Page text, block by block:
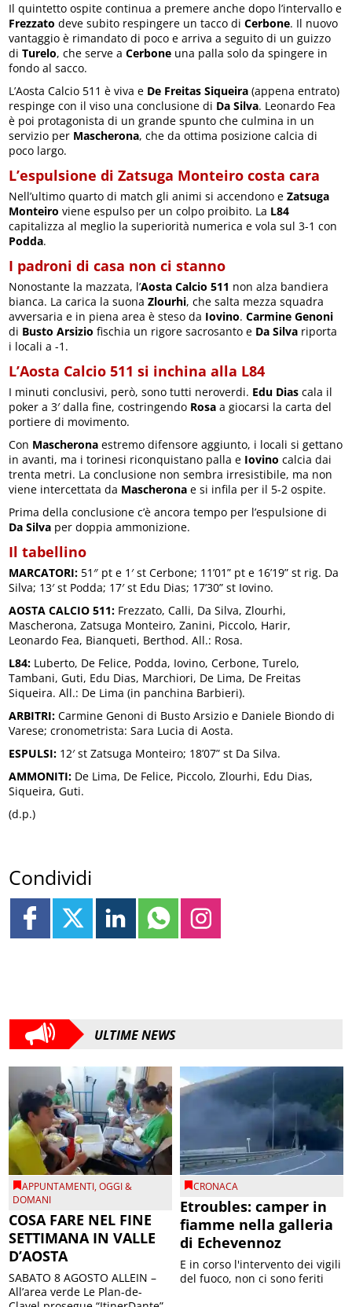
Il quintetto ospite continua a premere anche dopo l’intervallo e
Frezzato deve subito respingere un tacco diCerbone. Il nuovo
vantaggio è rimandato di poco e arriva a seguito di un guizzo
diTurelo, che serve aCerbone una palla solo da spingere in
fondo al sacco.
L’Aosta Calcio 511 è viva e De Freitas Siqueira (appena entrato)
respinge con il viso una conclusione di Da Silva. Leonardo Fea
è poi protagonista di un grande spunto che culmina in un
servizio per Mascherona, che da ottima posizione calcia di
poco largo.
L’espulsione di Zatsuga Monteiro costa cara
Nell’ultimo quarto di match gli animi si accendono eZatsuga
Monteiro viene espulso per un colpo proibito. La L84
capitalizza al meglio la superiorità numerica e vola sul 3-1 con
Podda.
I padroni di casa non ci stanno
Nonostante la mazzata, l’Aosta Calcio 511 non alza bandiera
bianca. La carica la suonaZlourhi, che salta mezza squadra
avversaria e in piena area è steso da Iovino.Carmine Genoni
di Busto Arsizio fischia un rigore sacrosanto e Da Silva riporta
i locali a -1.
L’Aosta Calcio 511 si inchina alla L84
I minuti conclusivi, però, sono tutti neroverdi. Edu Dias cala il
poker a 3′ dalla fine, costringendo Rosa a giocarsi la carta del
portiere di movimento.
Con Mascherona estremo difensore aggiunto, i locali si gettano
in avanti, ma i torinesi riconquistano palla e Iovino calcia dai
trenta metri. La conclusione non sembra irresistibile, ma non
viene intercettata da Mascherona e si infila per il 5-2 ospite.
Prima della conclusione c’è ancora tempo per l’espulsione di
Da Silva per doppia ammonizione.
Il tabellino
MARCATORI: 51″ pt e 1′ st Cerbone; 11’01” pt e 16’19” st rig. Da
Silva; 13′ st Podda; 17′ st Edu Dias; 17’30” st Iovino.
AOSTA CALCIO 511: Frezzato, Calli, Da Silva, Zlourhi,
Mascherona, Zatsuga Monteiro, Zanini, Piccolo, Harir,
Leonardo Fea, Bianqueti, Berthod. All.: Rosa.
L84: Luberto, De Felice, Podda, Iovino, Cerbone, Turelo,
Tambani, Guti, Edu Dias, Marchiori, De Lima, De Freitas
Siqueira. All.: De Lima (in panchina Barbieri).
ARBITRI: Carmine Genoni di Busto Arsizio e Daniele Biondo di
Varese; cronometrista: Sara Lucia di Aosta.
ESPULSI: 12′ st Zatsuga Monteiro; 18’07” st Da Silva.
AMMONITI: De Lima, De Felice, Piccolo, Zlourhi, Edu Dias,
Siqueira, Guti.
(d.p.)
Condividi
ULTIME NEWS
APPUNTAMENTI,OGGI &
DOMANI
COSA FARE NEL FINE
SETTIMANA IN VALLE
D’AOSTA
SABATO 8 AGOSTO ALLEIN –
All’area verde Le Plan-de-
CRONACA
Etroubles: camper in
fiamme nella galleria
di Echevennoz
E in corso l'intervento dei vigili
del fuoco, non ci sono feriti